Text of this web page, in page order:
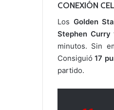
CONEXIÓN
Los Golden
Stephen Curry
minutos. Sin
Consiguió17
partido.